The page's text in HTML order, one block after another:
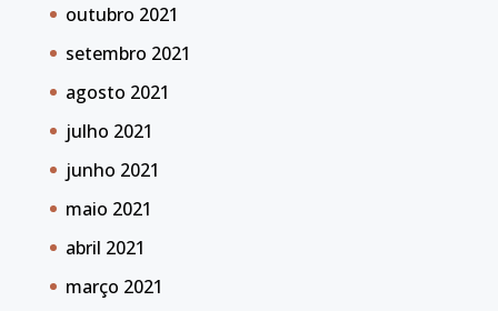
outubro 2021
setembro 2021
agosto 2021
julho 2021
junho 2021
maio 2021
abril 2021
março 2021